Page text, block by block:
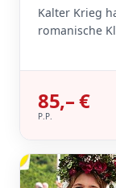
Kalter Krieg
romanische
85,– €
P.P.